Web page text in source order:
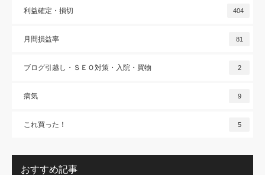
利益確定・損切 404
月間損益率 81
ブログ引越し・ＳＥＯ対策・入院・買物 2
病気 9
これ買った！ 5
おすすめ記事